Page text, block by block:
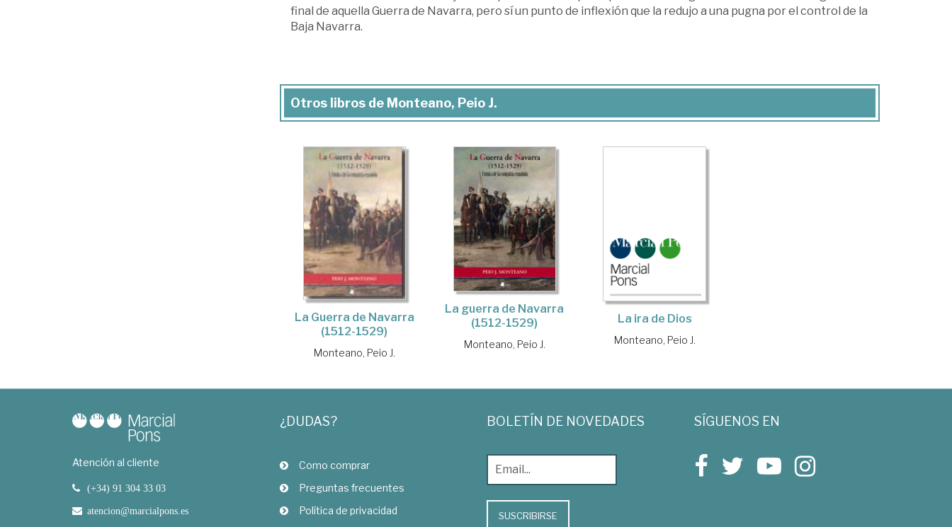
final de aquella Guerra de Navarra, pero sí un punto de inflexión que la redujo a una pugna por el control de la
Baja Navarra.
Otros libros de Monteano, Peio J.
La Guerra de Navarra
(1512-1529)
Monteano, Peio J.
La guerra de Navarra
(1512-1529)
Monteano, Peio J.
La ira de Dios
Monteano, Peio J.
Atención al cliente
(+34) 91 304 33 03
atencion@marcialpons.es
¿DUDAS?
Como comprar
Preguntas frecuentes
Política de privacidad
BOLETÍN DE NOVEDADES
SUSCRIBIRSE
SÍGUENOS EN